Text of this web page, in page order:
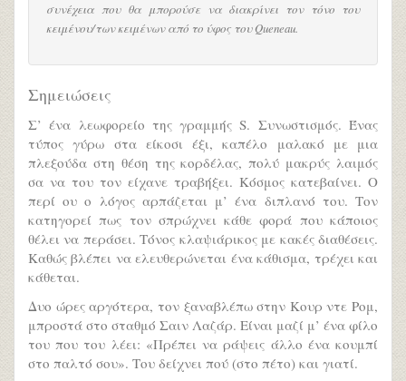
συνέχεια που θα μπορούσε να διακρίνει τον τόνο του
κειμένου/των κειμένων από το ύφος του Queneau.
Σημειώσεις
Σ’ ένα λεωφορείο της γραμμής S. Συνωστισμός. Ένας
τύπος γύρω στα είκοσι έξι, καπέλο μαλακό με μια
πλεξούδα στη θέση της κορδέλας, πολύ μακρύς λαιμός
σα να του τον είχανε τραβήξει. Κόσμος κατεβαίνει. Ο
περί ου ο λόγος αρπάζεται μ’ ένα διπλανό του. Τον
κατηγορεί πως τον σπρώχνει κάθε φορά που κάποιος
θέλει να περάσει. Τόνος κλαψιάρικος με κακές διαθέσεις.
Καθώς βλέπει να ελευθερώνεται ένα κάθισμα, τρέχει και
κάθεται.
Δυο ώρες αργότερα, τον ξαναβλέπω στην Κουρ ντε Ρομ,
μπροστά στο σταθμό Σαιν Λαζάρ. Είναι μαζί μ’ ένα φίλο
του που του λέει: «Πρέπει να ράψεις άλλο ένα κουμπί
στο παλτό σου». Του δείχνει πού (στο πέτο) και γιατί.